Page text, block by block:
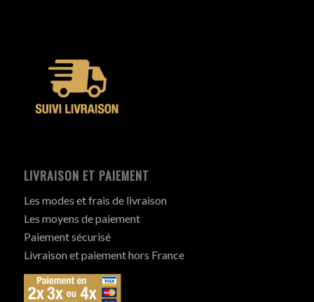
LIVRAISON ET PAIEMENT
Les modes et frais de livraison
Les moyens de paiement
Paiement sécurisé
Livraison et paiement hors France